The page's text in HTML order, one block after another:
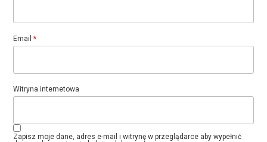
Email*
Witryna internetowa
Zapisz moje dane, adres e-mail i witrynę w przeglądarce aby wypełnić